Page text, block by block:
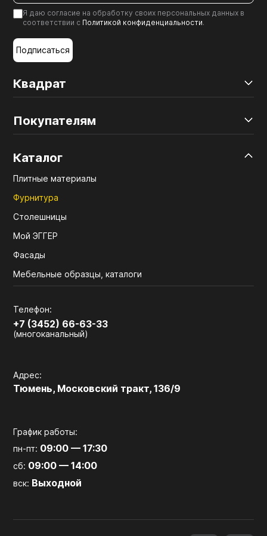
Квадрат
Покупателям
Каталог
Плитные материалы
Фурнитура
Столешницы
Мой ЭГГЕР
Фасады
Мебельные образцы, каталоги
Телефон:
+7 (3452) 66-63-33
(многоканальный)
Адрес:
Тюмень, Московский тракт, 136/9
График работы:
пн-пт: 09:00 — 17:30
сб: 09:00 — 14:00
вск: Выходной
Я даю согласие на обработку своих персональных данных в
соответствии с Политикой конфиденциальности.
Подписаться